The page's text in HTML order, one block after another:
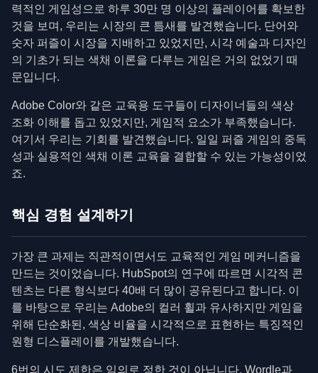
력적인 게임성으로 하루 30만 명 이상의 플레이어를 확보한
것을 보며, 우리는 시장의 큰 틈새를 발견했습니다. 단어와
숫자 퍼즐이 시장을 지배하고 있었지만, 시각 예술과 디자인
의 기초가 되는 색채 이론을 다루는 게임은 거의 없었기 때
문입니다.
Adobe Color와 같은 교육용 도구들이 디자이너들의 색상
조화 이해를 돕고 있었지만, 게임적 요소가 부족했습니다.
여기서 우리는 기회를 발견했습니다. 일일 퍼즐 게임의 중독
성과 실용적인 색채 이론 교육을 결합할 수 있는 가능성이었
죠.
핵심 경험 설계하기
가장 큰 과제는 직관적이면서도 교육적인 게임 메커니즘을
만드는 것이었습니다. HubSpot의 연구에 따르면 시각적 콘
텐츠는 다른 형식보다 40배 더 많이 공유된다고 합니다. 이
를 바탕으로 우리는 Adobe의 컬러 휠과 유사하지만 게임을
위해 단순화된, 색상 비율을 시각적으로 표현하는 특징적인
원형 디스플레이를 개발했습니다.
6번의 시도 제한은 임의로 정한 것이 아닙니다. Wordle과